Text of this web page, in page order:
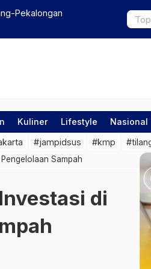
Pekalongan Pemprov
Kuliner Lifestyle Nasional
#jampidsus #kmp
Sampah
di